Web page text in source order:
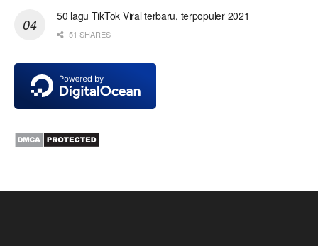
50 lagu TikTok Viral terbaru, terpopuler 2021
51 SHARES